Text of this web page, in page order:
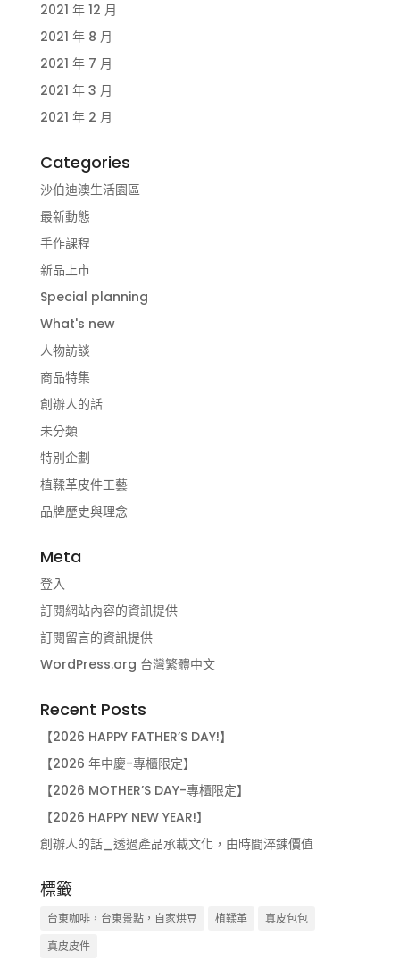
2021 年 12 月
2021 年 8 月
2021 年 7 月
2021 年 3 月
2021 年 2 月
Categories
沙伯迪澳生活園區
最新動態
手作課程
新品上市
Special planning
What's new
人物訪談
商品特集
創辦人的話
未分類
特別企劃
植鞣革皮件工藝
品牌歷史與理念
Meta
登入
訂閱網站內容的資訊提供
訂閱留言的資訊提供
WordPress.org 台灣繁體中文
Recent Posts
【2026 HAPPY FATHER’S DAY!】
【2026 年中慶-專櫃限定】
【2026 MOTHER’S DAY-專櫃限定】
【2026 HAPPY NEW YEAR!】
創辦人的話_透過產品承載文化，由時間淬鍊價值
標籤
台東咖啡，台東景點，自家烘豆 植鞣革
真皮包包
真皮皮件